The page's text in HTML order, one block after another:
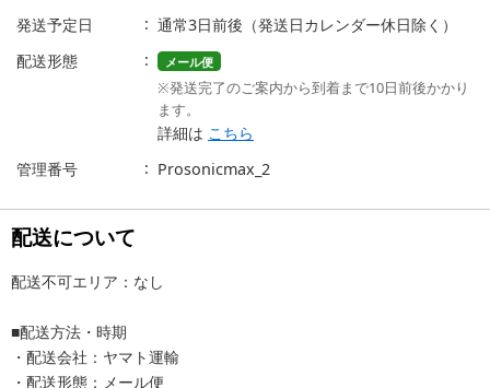
発送予定日
通常3日前後（発送日カレンダー休日除く）
配送形態
メール便
※発送完了のご案内から到着まで10日前後かかり
ます。
詳細は こちら
管理番号
Prosonicmax_2
配送について
配送不可エリア：なし
■配送方法・時期
・配送会社：ヤマト運輸
・配送形態：メール便